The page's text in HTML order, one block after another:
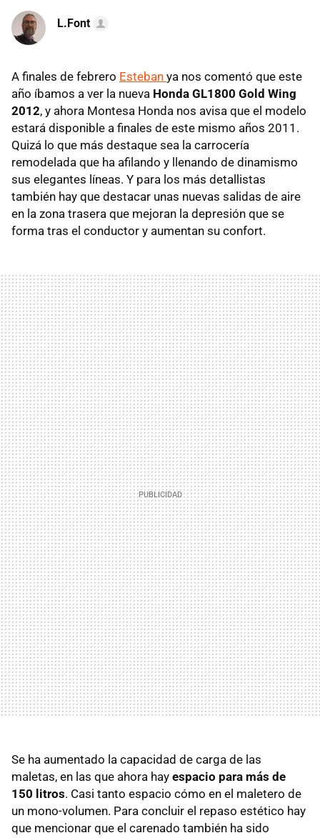
L.Font
A finales de febrero Esteban ya nos comentó que este
año íbamos a ver la nueva Honda GL1800 Gold Wing
2012, y ahora Montesa Honda nos avisa que el modelo
estará disponible a finales de este mismo años 2011.
Quizá lo que más destaque sea la carrocería
remodelada que ha afilando y llenando de dinamismo
sus elegantes líneas. Y para los más detallistas
también hay que destacar unas nuevas salidas de aire
en la zona trasera que mejoran la depresión que se
forma tras el conductor y aumentan su confort.
Se ha aumentado la capacidad de carga de las
maletas, en las que ahora hay espacio para más de
150 litros. Casi tanto espacio cómo en el maletero de
un mono-volumen. Para concluir el repaso estético hay
que mencionar que el carenado también ha sido